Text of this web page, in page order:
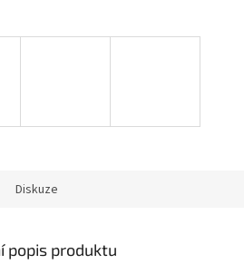
Diskuze
popis produktu